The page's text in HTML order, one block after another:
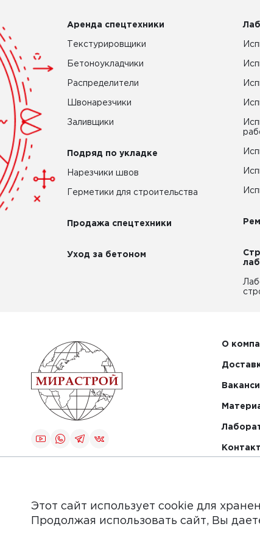
Аренда спецтехники
Текстурировщики
Бетоноукладчики
Распределители
Швонарезчики
Заливщики
Подряд по укладке
Нарезчики швов
Герметики для строительства
Продажа спецтехники
Уход за бетоном
О
Обращаем Ваше внимание на то, что данный
Этот сайт использует cookie для
Продолжая использовать сайт, Вы